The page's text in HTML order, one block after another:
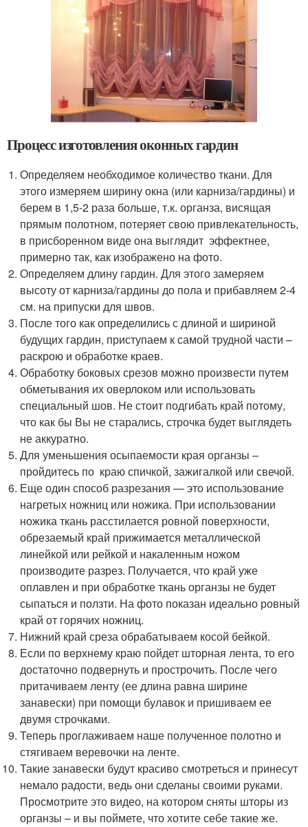
Процесс изготовления оконных гардин
Определяем необходимое количество ткани. Для
этого измеряем ширину окна (или карниза/гардины) и
берем в 1,5-2 раза больше, т.к. органза, висящая
прямым полотном, потеряет свою привлекательность,
в присборенном виде она выглядит эффектнее,
примерно так, как изображено на фото.
Определяем длину гардин. Для этого замеряем
высоту от карниза/гардины до пола и прибавляем 2-4
см. на припуски для швов.
После того как определились с длиной и шириной
будущих гардин, приступаем к самой трудной части –
раскрою и обработке краев.
Обработку боковых срезов можно произвести путем
обметывания их оверлоком или использовать
специальный шов. Не стоит подгибать край потому,
что как бы Вы не старались, строчка будет выглядеть
не аккуратно.
Для уменьшения осыпаемости края органзы –
пройдитесь по краю спичкой, зажигалкой или свечой.
Еще один способ разрезания — это использование
нагретых ножниц или ножика. При использовании
ножика ткань расстилается ровной поверхности,
обрезаемый край прижимается металлической
линейкой или рейкой и накаленным ножом
производите разрез. Получается, что край уже
оплавлен и при обработке ткань органзы не будет
сыпаться и ползти. На фото показан идеально ровный
край от горячих ножниц.
Нижний край среза обрабатываем косой бейкой.
Если по верхнему краю пойдет шторная лента, то его
достаточно подвернуть и прострочить. После чего
притачиваем ленту (ее длина равна ширине
занавески) при помощи булавок и пришиваем ее
двумя строчками.
Теперь проглаживаем наше полученное полотно и
стягиваем веревочки на ленте.
Такие занавески будут красиво смотреться и принесут
немало радости, ведь они сделаны своими руками.
Просмотрите это видео, на котором сняты шторы из
органзы – и вы поймете, что хотите себе такие же.